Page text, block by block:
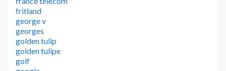
fritland
george v
georges
golden tulip
golden tulipe
golf